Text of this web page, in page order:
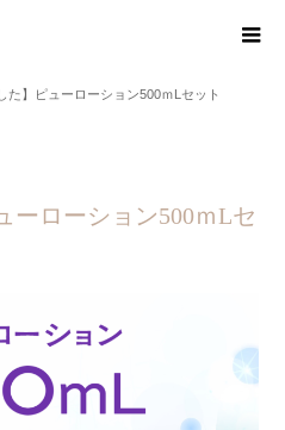
た】ピューローション500ｍLセット
ーローション500ｍLセ